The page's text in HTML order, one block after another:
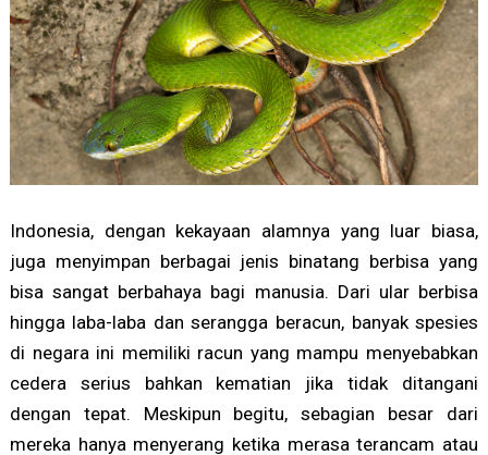
Indonesia, dengan kekayaan alamnya yang luar biasa,
juga menyimpan berbagai jenis binatang berbisa yang
bisa sangat berbahaya bagi manusia. Dari ular berbisa
hingga laba-laba dan serangga beracun, banyak spesies
di negara ini memiliki racun yang mampu menyebabkan
cedera serius bahkan kematian jika tidak ditangani
dengan tepat. Meskipun begitu, sebagian besar dari
mereka hanya menyerang ketika merasa terancam atau